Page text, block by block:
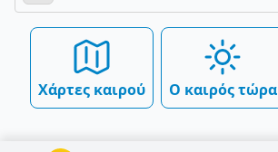
Χάρτες καιρού Ο καιρός τώρα